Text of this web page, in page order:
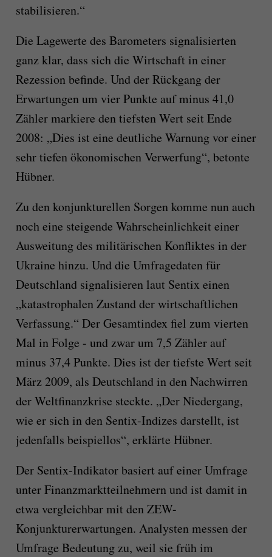
stabilisieren.“
Die Lagewerte des Barometers signalisierten
ganz klar, dass sich die Wirtschaft in einer
Rezession befinde. Und der Rückgang der
Erwartungen um vier Punkte auf minus 41,0
Zähler markiere den tiefsten Wert seit Ende
2008: „Dies ist eine deutliche Warnung vor einer
sehr tiefen ökonomischen Verwerfung“, betonte
Hübner.
Zu den konjunkturellen Sorgen komme nun auch
noch eine steigende Wahrscheinlichkeit einer
Ausweitung des militärischen Konfliktes in der
Ukraine hinzu. Und die Umfragedaten für
Deutschland signalisieren laut Sentix einen
„katastrophalen Zustand der wirtschaftlichen
Verfassung.“ Der Gesamtindex fiel zum vierten
Mal in Folge - und zwar um 7,5 Zähler auf
minus 37,4 Punkte. Dies ist der tiefste Wert seit
März 2009, als Deutschland in den Nachwirren
der Weltfinanzkrise steckte. „Der Niedergang,
wie er sich in den Sentix-Indizes darstellt, ist
jedenfalls beispiellos“, erklärte Hübner.
Der Sentix-Indikator basiert auf einer Umfrage
unter Finanzmarktteilnehmern und ist damit in
etwa vergleichbar mit den ZEW-
Konjunkturerwartungen. Analysten messen der
Umfrage Bedeutung zu, weil sie früh im